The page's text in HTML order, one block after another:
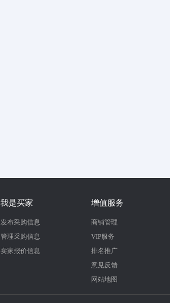
我是买家
发布采购信息
管理采购信息
卖家报价信息
增值服务
商铺管理
VIP服务
排名推广
意见反馈
网站地图